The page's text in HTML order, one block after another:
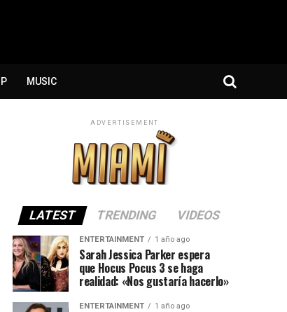
MUSIC
ADVERTISEMENT
LATEST TRENDING VIDEOS
ENTERTAINMENT 1 año ago
Sarah Jessica Parker espera
que Hocus Pocus 3 se haga
realidad: «Nos gustaría hacerlo»
ENTERTAINMENT 1 año ago